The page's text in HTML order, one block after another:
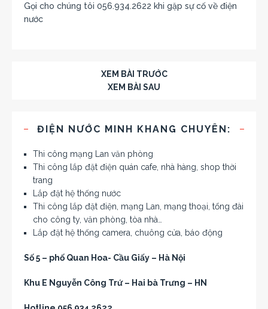
Gọi cho chúng tôi 056.934.2622 khi gặp sự cố về điện
nước
XEM BÀI TRƯỚC
XEM BÀI SAU
ĐIỆN NƯỚC MINH KHANG CHUYÊN:
Thi công mạng Lan văn phòng
Thi công lắp đặt điện quán cafe, nhà hàng, shop thời
trang
Lắp đặt hệ thống nước
Thi công lắp đặt điện, mạng Lan, mạng thoại, tổng đài
cho công ty, văn phòng, tòa nhà…
Lắp đặt hệ thống camera, chuông cửa, báo động
Số 5 – phố Quan Hoa- Cầu Giấy – Hà Nội
Khu E Nguyễn Công Trứ – Hai bà Trưng – HN